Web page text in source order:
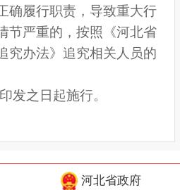
确履行职责，导致重大行
节严重的，按照《河北省
究办法》追究相关人员的
发之日起施行。
河北省政府